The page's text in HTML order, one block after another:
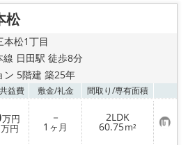
り
松
本松1丁目
線 日田駅 徒歩8分
ン 5階建 築25年
共益費 敷金/礼金 間取り/専有面積
万円
万円
－
1 ヶ月
2LDK
60.75m² お
気